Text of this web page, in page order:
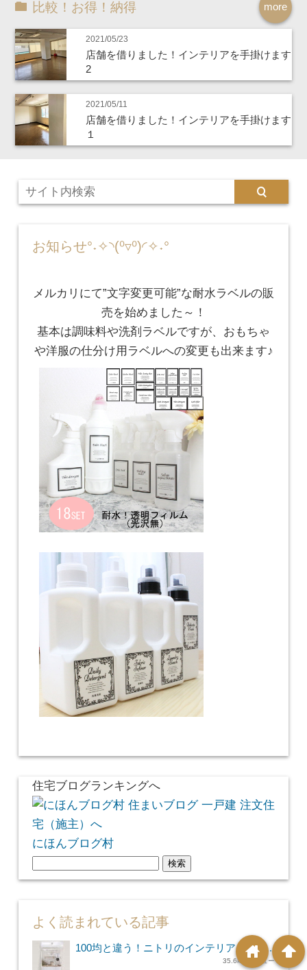
more
比較！お得！納得
2021/05/23
店舗を借りました！インテリアを手掛けます
2
2021/05/11
店舗を借りました！インテリアを手掛けます
１
お知らせ°˖✧◝(⁰▿⁰)◜✧˖°
メルカリにて”文字変更可能”な耐水ラベルの販
売を始めました～！
基本は調味料や洗剤ラベルですが、おもちゃ
や洋服の仕分け用ラベルへの変更も出来ます♪
住宅ブログランキングへ
にほんブログ村
索:
よく読まれている記事
100均と違う！ニトリのインテリアシート...
35.6k件のビュー arrowup
home